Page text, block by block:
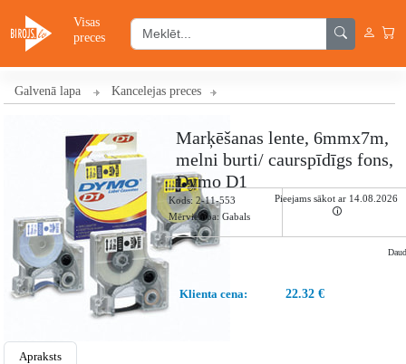
Visas
preces
Galvenā lapa Kancelejas preces
Marķēšanas lente, 6mmx7m,
melni burti/ caurspīdīgs fons,
Dymo D1
Kods: 2-11-553
Mērvienība: Gabals
Pieejams sākot ar 14.08.2026
🛈
Klienta cena: 22.32 €
Apraksts